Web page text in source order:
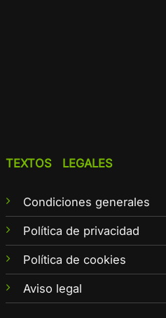
TEXTOS LEGALES
Condiciones generales
Política de privacidad
Política de cookies
Aviso legal